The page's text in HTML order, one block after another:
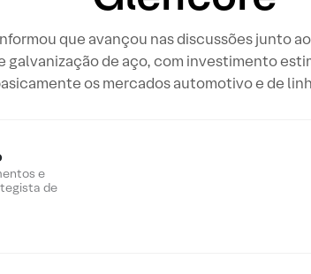
que avançou nas discussões junto
de aço, com investimento
os mercados automotivo e de
e
de